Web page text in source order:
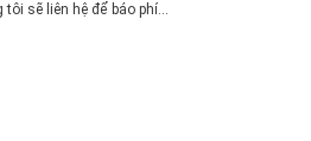
sẽ liên hệ để báo phí...